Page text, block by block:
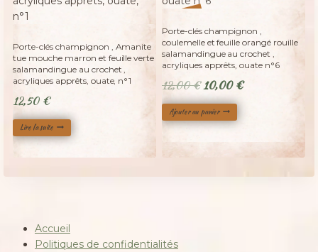
Adopté
Porte-clés champignon , Amanite
tue mouche marron et feuille verte
salamandingue au crochet ,
acryliques apprêts, ouate, n°1
12,50 €
Lire la suite
Porte-clés champignon ,
coulemelle et feuille orangé rouille
salamandingue au crochet ,
acryliques apprêts, ouate n°6
12,00€ Le
prix
initial
12,00 €.
10,00€Le
10,00 €.
Ajouter au panier
Accueil
Politiques de confidentialités